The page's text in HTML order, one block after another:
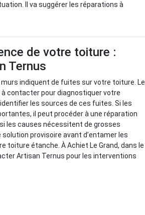
Il va suggérer les réparations à
de votre toiture :
Ternus
indiquent de fuites sur votre toiture. Le
contacter pour diagnostiquer votre
les sources de ces fuites. Si les
il peut procéder à une réparation
les causes nécessitent de grosses
provisoire avant d’entamer les
toiture étanche. À Achiet Le Grand, dans le
Artisan Ternus pour les interventions